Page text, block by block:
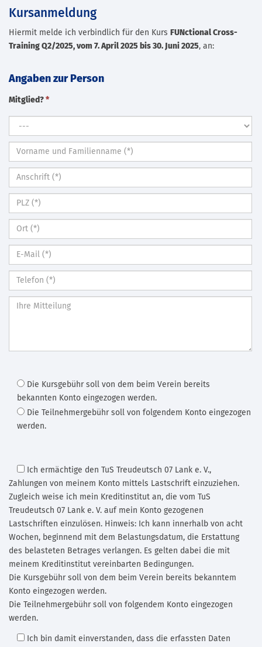
Kursanmeldung
Hiermit melde ich verbindlich für den Kurs FUNctional Cross-
Training Q2/2025, vom 7. April 2025 bis 30. Juni 2025, an:
Angaben zur Person
Mitglied? *
Die Kursgebühr soll von dem beim Verein bereits
bekannten Konto eingezogen werden.
Die Teilnehmergebühr soll von folgendem Konto eingezogen
werden.
Ich ermächtige den TuS Treudeutsch 07 Lank e. V.,
Zahlungen von meinem Konto mittels Lastschrift einzuziehen.
Zugleich weise ich mein Kreditinstitut an, die vom TuS
Treudeutsch 07 Lank e. V. auf mein Konto gezogenen
Lastschriften einzulösen. Hinweis: Ich kann innerhalb von acht
Wochen, beginnend mit dem Belastungsdatum, die Erstattung
des belasteten Betrages verlangen. Es gelten dabei die mit
meinem Kreditinstitut vereinbarten Bedingungen.
Die Kursgebühr soll von dem beim Verein bereits bekanntem
Konto eingezogen werden.
Die Teilnehmergebühr soll von folgendem Konto eingezogen
werden.
Ich bin damit einverstanden, dass die erfassten Daten